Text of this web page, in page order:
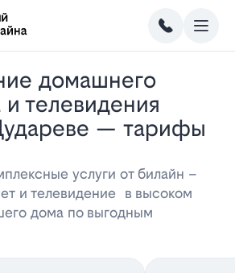
телевидения
— тарифы
услуги от билайн –
и телевидение в высоком
дома по выгодным